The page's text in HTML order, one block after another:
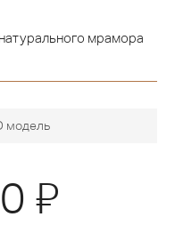
мрамора
модель
Я